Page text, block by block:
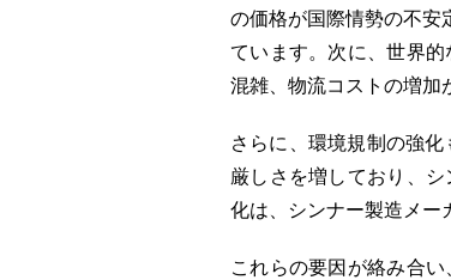
の価格が国際情勢の不安
ています。次に、世界
混雑、物流コストの増加
さらに、環境規制の強
厳しさを増しており、
化は、シンナー製造メー
これらの要因が絡み合